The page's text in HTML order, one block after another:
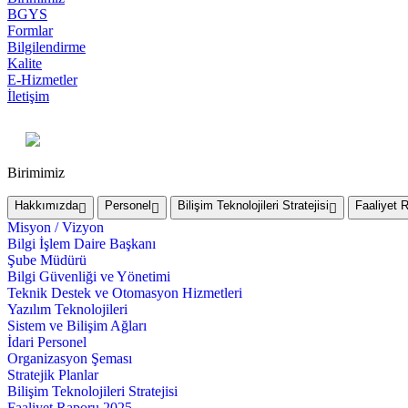
BGYS
Formlar
Bilgilendirme
Kalite
E-Hizmetler
İletişim
Birimimiz
Hakkımızda Personel Bilişim Teknolojileri Stratejisi Faaliyet
Misyon / Vizyon
Bilgi İşlem Daire Başkanı
Şube Müdürü
Bilgi Güvenliği ve Yönetimi
Teknik Destek ve Otomasyon Hizmetleri
Yazılım Teknolojileri
Sistem ve Bilişim Ağları
İdari Personel
Organizasyon Şeması
Stratejik Planlar
Bilişim Teknolojileri Stratejisi